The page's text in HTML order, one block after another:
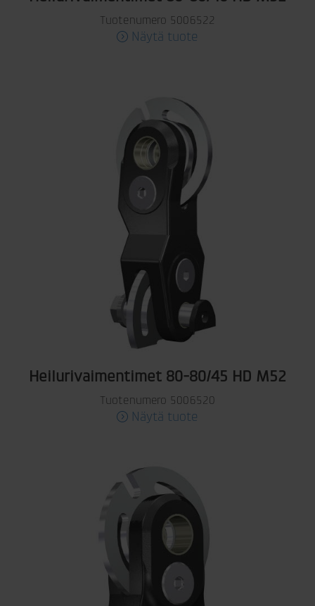
Tuotenumero 5006522
Näytä tuote
Heilurivaimentimet 80-80/45 HD M52
Tuotenumero 5006520
Näytä tuote